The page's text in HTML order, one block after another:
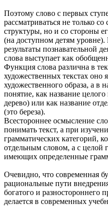
Поэтому слово с первых
рассматриваться не только
структуры, но и со стороны
(на доступном детям уровне).
результаты познавательной
слова выступает как
Функция слова различна в
художественных текстах оно
художественного образа, а в
понятие, как название
дерево) или как название
(это береза).
Всестороннее осмысление
понимать текст, а при
грамматических категорий,
отдельным словом, а с целой
имеющих определенные
Очевидно, что современная
рациональные пути
богатого и разностороннего
делается в современных